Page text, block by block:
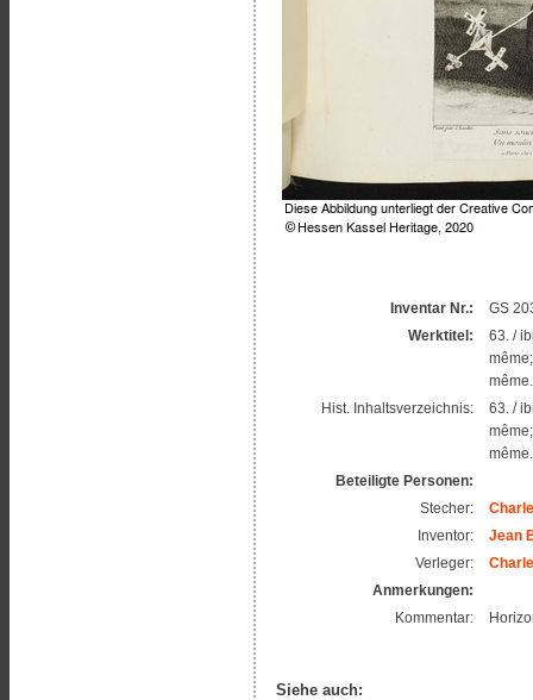
Inventar Nr.:
GS
Werktitel:
63. /
Hist. Inhaltsverzeichnis:
63. /
Beteiligte Personen:
Stecher:
Inventor:
Jean
Verleger:
Anmerkungen:
Kommentar:
Siehe auch: